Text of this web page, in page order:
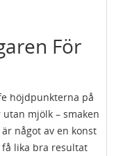
För
höjdpunkterna på
mjölk – smaken
något av en konst
lika bra resultat